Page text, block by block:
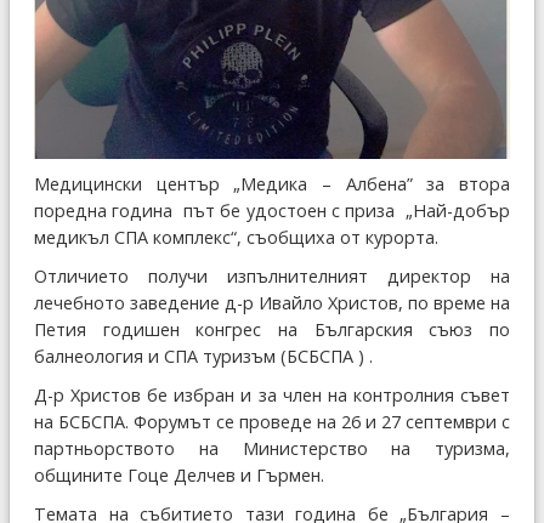
Медицински център „Медика – Албена” за втора
поредна година път бе удостоен с приза „Най-добър
медикъл СПА комплекс“, съобщиха от курорта.
Отличието получи изпълнителният директор на
лечебното заведение д-р Ивайло Христов, по време на
Петия годишен конгрес на Българския съюз по
балнеология и СПА туризъм (БСБСПА ) .
Д-р Христов бе избран и за член на контролния съвет
на БСБСПА. Форумът се проведе на 26 и 27 септември с
партньорството на Министерство на туризма,
общините Гоце Делчев и Гърмен.
Темата на събитието тази година бе „България –